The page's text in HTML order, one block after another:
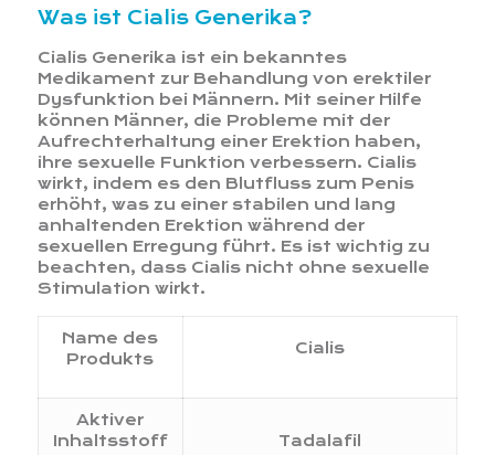
Was ist Cialis Generika?
Cialis Generika ist ein bekanntes
Medikament zur Behandlung von erektiler
Dysfunktion bei Männern. Mit seiner Hilfe
können Männer, die Probleme mit der
Aufrechterhaltung einer Erektion haben,
ihre sexuelle Funktion verbessern. Cialis
wirkt, indem es den Blutfluss zum Penis
erhöht, was zu einer stabilen und lang
anhaltenden Erektion während der
sexuellen Erregung führt. Es ist wichtig zu
beachten, dass Cialis nicht ohne sexuelle
Stimulation wirkt.
Name des
Produkts
Cialis
Aktiver
Inhaltsstoff
Tadalafil